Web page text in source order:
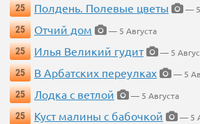
25
Полдень. Полевые цветы
— 5
25
Отчий дом
— 5 Августа
25
Илья Великий гудит
— 5
25
В Арбатских переулках
— 5
25
Лодка с ветлой
— 5 Августа
25
Куст малины с бабочкой
— 5